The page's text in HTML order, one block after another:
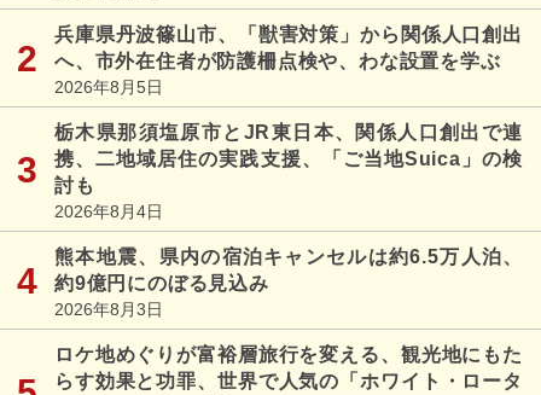
兵庫県丹波篠山市、「獣害対策」から関係人口創出
へ、市外在住者が防護柵点検や、わな設置を学ぶ
2026年8月5日
栃木県那須塩原市とJR東日本、関係人口創出で連
携、二地域居住の実践支援、「ご当地Suica」の検
討も
2026年8月4日
熊本地震、県内の宿泊キャンセルは約6.5万人泊、
約9億円にのぼる見込み
2026年8月3日
ロケ地めぐりが富裕層旅行を変える、観光地にもた
らす効果と功罪、世界で人気の「ホワイト・ロータ